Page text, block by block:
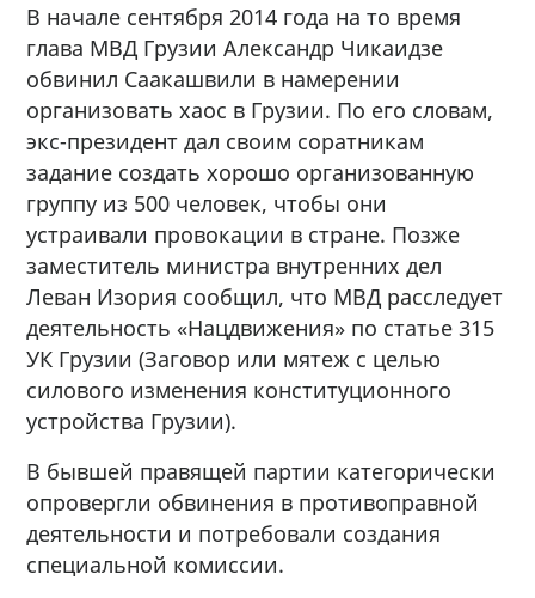
В начале сентября 2014 года на то время
глава МВД Грузии Александр Чикаидзе
обвинил Саакашвили в намерении
организовать хаос в Грузии. По его словам,
экс-президент дал своим соратникам
задание создать хорошо организованную
группу из 500 человек, чтобы они
устраивали провокации в стране. Позже
заместитель министра внутренних дел
Леван Изория сообщил, что МВД расследует
деятельность «Нацдвижения» по статье 315
УК Грузии (Заговор или мятеж с целью
силового изменения конституционного
устройства Грузии).
В бывшей правящей партии категорически
опровергли обвинения в противоправной
деятельности и потребовали создания
специальной комиссии.